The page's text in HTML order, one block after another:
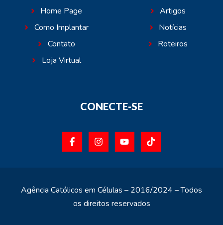
Home Page
Como Implantar
Contato
Loja Virtual
Artigos
Notícias
Roteiros
CONECTE-SE
Agência Católicos em Células – 2016/2024 – Todos
os direitos reservados